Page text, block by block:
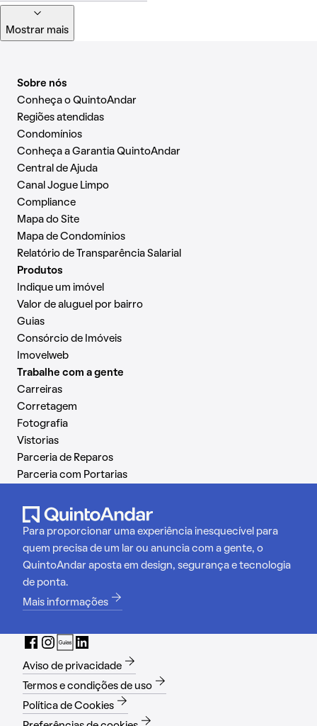
Mostrar mais
Sobre nós
Conheça o QuintoAndar
Regiões atendidas
Condomínios
Conheça a Garantia QuintoAndar
Central de Ajuda
Canal Jogue Limpo
Compliance
Mapa do Site
Mapa de Condomínios
Relatório de Transparência Salarial
Produtos
Indique um imóvel
Valor de aluguel por bairro
Guias
Consórcio de Imóveis
Imovelweb
Trabalhe com a gente
Carreiras
Corretagem
Fotografia
Vistorias
Parceria de Reparos
Parceria com Portarias
Para proporcionar uma experiência inesquecível para
quem precisa de um lar ou anuncia com a gente, o
QuintoAndar aposta em design, segurança e tecnologia
de ponta.
Mais informações
Aviso de privacidade
Termos e condições de uso
Política de Cookies